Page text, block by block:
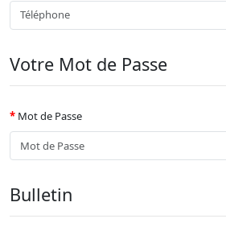
Votre Mot de Passe
Mot de Passe
Bulletin